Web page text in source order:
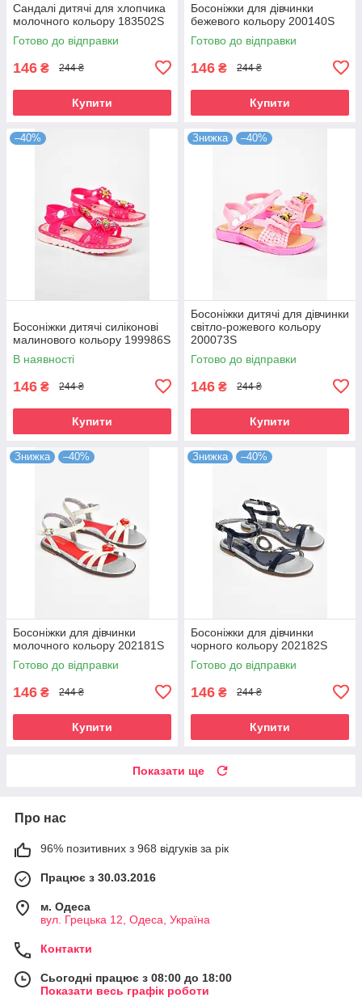
Сандалі дитячі для хлопчика
молочного кольору 183502S
Готово до відправки
146 ₴ 244 ₴
Купити
Босоніжки для дівчинки
бежевого кольору 200140S
Готово до відправки
146 ₴ 244 ₴
Купити
–40%
Босоніжки дитячі силіконові
малинового кольору 199986S
В наявності
146 ₴ 244 ₴
Купити
Знижка –40%
Босоніжки дитячі для дівчинки
світло-рожевого кольору
200073S
Готово до відправки
146 ₴ 244 ₴
Купити
Знижка –40%
Босоніжки для дівчинки
молочного кольору 202181S
Готово до відправки
146 ₴ 244 ₴
Купити
Знижка –40%
Босоніжки для дівчинки
чорного кольору 202182S
Готово до відправки
146 ₴ 244 ₴
Купити
Показати ще
Про нас
96% позитивних з 968 відгуків за рік
Працює з 30.03.2016
м. Одеса
вул. Грецька 12, Одеса, Україна
Контакти
Сьогодні працює з 08:00 до 18:00
Показати весь графік роботи